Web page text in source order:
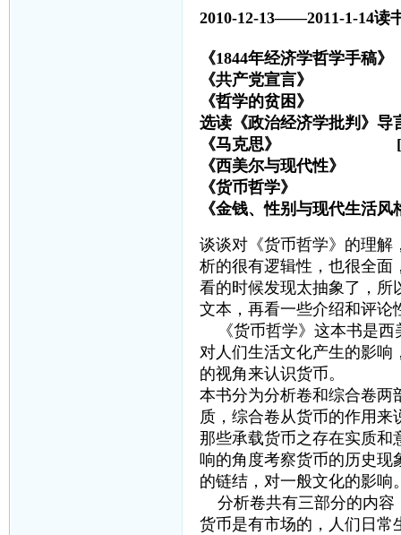
2010-12-13——2011-1-14读
《1844年经济学哲
《共产党宣言》
《哲学的贫困
选读《政治经济学批判》导
《马克思》 [美]温
《西美尔与现代性
《货币哲学》
《金钱、性别与现代
谈谈对《货币哲学》的理解
析的很有逻辑性，也很全面
看的时候发现太抽象了，所
文本，再看一些介绍和评论
《货币哲学》这本书是西
对人们生活文化产生的影响
的视角来认识货币。
本书分为分析卷和综合卷两
质，综合卷从货币的作用
那些承载货币之存在实质和
响的角度考察货币的历史现
的链结，对一般文化的影响
分析卷共有三部分的内容
货币是有市场的，人们日常